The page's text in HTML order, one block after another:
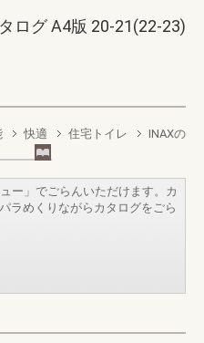
ログ A4版 20-21(22-23)
快適 住宅トイレ
INAXの
ー」でごらんいただけます。カ
ラめくりながらカタログをごら